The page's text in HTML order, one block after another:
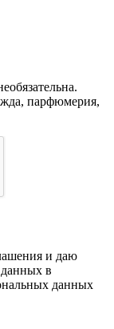
парфюмерия,
и даю
в
данных